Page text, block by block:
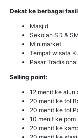
Dekat ke berbagai
Masjid
Sekolah SD &
Minimarket
Tempat wisata
Pasar
Selling point:
12 menit ke alun
20 menit ke tol
20 menit ke tol
10 menit ke
20 menit ke